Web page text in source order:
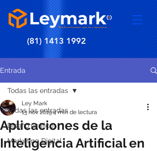
(81) 1413 1992
Entrada
Todas las entradas
Diseño Gráfico
Marketing Digital
Todas las entradas
Aplicaciones de la
Inteligencia Artificial en
Ley Mark
13 nov 20194 min de lectura